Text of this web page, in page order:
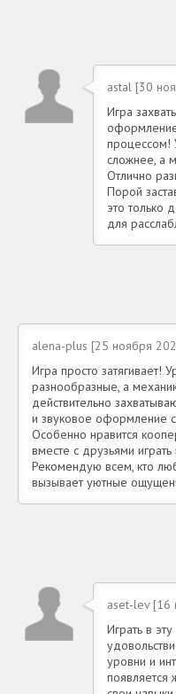
astal [30
Игра
процессом!
сложнее, а
Отлично
Порой
это только
для
alena-plus [25 ноября
Игра просто затягивает!
разнообразные, а
действительно
и звуковое оформление
Особенно нравится
вместе с друзьями
Рекомендую всем, кто
вызывает уютные
aset-lev [16
Играть в
уровни и
появляется